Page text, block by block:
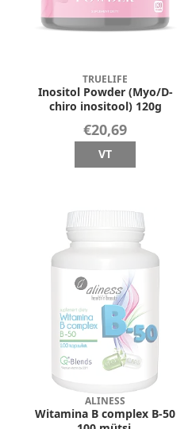
TRUELIFE
Inositol Powder (Myo/D-
chiro inositool) 120g
€20,69
VT
ALINESS
Witamina B complex B-50